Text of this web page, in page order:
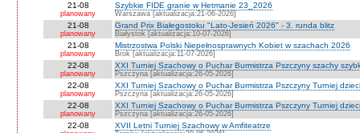
21-08
planowany
Szybkie FIDE granie w Hetmanie 23_2026
Warszawa [aktualizacja:21-06-2026]
21-08
planowany
Grand Prix Białegostoku "Lato-Jesień 2026" - 3. runda blitz
Białystok [aktualizacja:10-07-2026]
21-08
planowany
Mistrzostwa Polski Niepełnosprawnych Kobiet w szachach 2026
Brok [aktualizacja:11-07-2026]
22-08
planowany
XXI Turniej Szachowy o Puchar Burmistrza Pszczyny szachy
Pszczyna [aktualizacja:26-05-2026]
22-08
planowany
XXI Turniej Szachowy o Puchar Burmistrza Pszczyny Turniej
Pszczyna [aktualizacja:26-05-2026]
22-08
planowany
XXI Turniej Szachowy o Puchar Burmistrza Pszczyny Turniej
Pszczyna [aktualizacja:26-05-2026]
22-08 XVII Letni Turniej Szachowy w Amfiteatrze